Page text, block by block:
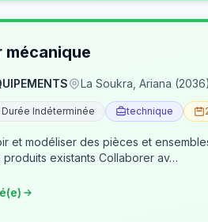
mécanique
La Soukra, Ariana (2036)
Durée Indéterminée technique
et modéliser des pièces et
produits existants Collaborer av…